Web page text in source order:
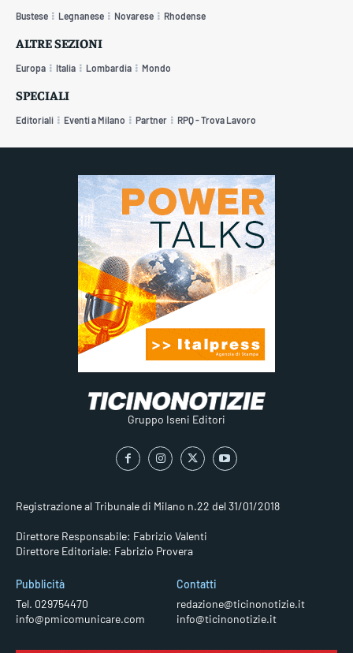
Bustese Legnanese Novarese Rhodense
ALTRE SEZIONI
Europa Italia Lombardia Mondo
SPECIALI
Editoriali Eventi a Milano Partner RPQ - Trova Lavoro
Gruppo Iseni Editori
Registrazione al Tribunale di Milano n.22 del 31/01/2018
Direttore Responsabile: Fabrizio Valenti
Direttore Editoriale: Fabrizio Provera
Pubblicità
Tel. 029754470
info@pmicomunicare.com
Contatti
redazione@ticinonotizie.it
info@ticinonotizie.it